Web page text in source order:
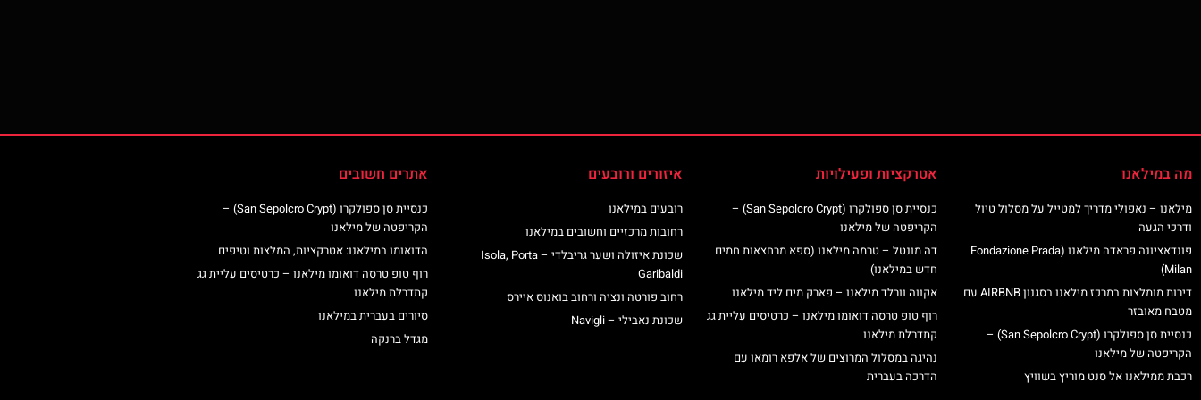
מה במילאנו
מילאנו – נאפולי מדריך למטייל על מסלול טיול
ודרכי הגעה
פונדאציונה פראדה מילאנו (Fondazione Prada
Milan)
דירות מומלצות במרכז מילאנו בסגנון AIRBNB עם
מטבח מאובזר
כנסיית סן ספולקרו (San Sepolcro Crypt) –
הקריפטה של מילאנו
רכבת ממילאנו אל סנט מוריץ בשוויץ
אטרקציות ופעילויות
כנסיית סן ספולקרו (San Sepolcro Crypt) –
הקריפטה של מילאנו
דה מונטל – טרמה מילאנו (ספא מרחצאות חמים
חדש במילאנו)
אקווה וורלד מילאנו – פארק מים ליד מילאנו
רוף טופ טרסה דואומו מילאנו – כרטיסים עליית גג
קתדרלת מילאנו
נהיגה במסלול המרוצים של אלפא רומאו עם
הדרכה בעברית
איזורים ורובעים
רובעים במילאנו
רחובות מרכזיים וחשובים במילאנו
שכונת איזולה ושער גריבלדי – Isola, Porta
Garibaldi
רחוב פורטה ונציה ורחוב בואנוס איירס
שכונת נאבילי – Navigli
אתרים חשובים
כנסיית סן ספולקרו (San Sepolcro Crypt) –
הקריפטה של מילאנו
הדואומו במילאנו: אטרקציות, המלצות וטיפים
רוף טופ טרסה דואומו מילאנו – כרטיסים עליית גג
קתדרלת מילאנו
סיורים בעברית במילאנו
מגדל ברנקה